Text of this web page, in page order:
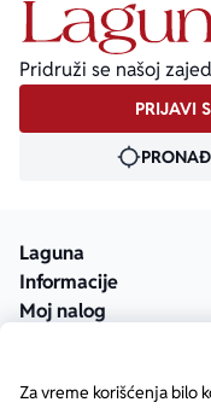
Za vreme korišćenja bilo
Pridruži se našoj
PRIJAVI
Laguna
Informacije
Moj nalog